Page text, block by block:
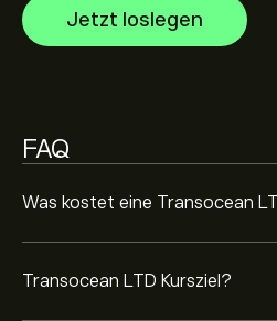
Jetzt loslegen
FAQ
Was kostet eine Transocean
Transocean LTD Kursziel?
5.74B‎$‎ USD
Konsens: Halten.